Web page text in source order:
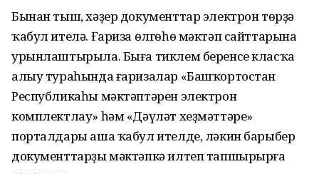
Бынан тыш, хәҙер документтар электрон төрҙә
ҡабул ителә. Ғариза өлгөһө мәктәп сайттарына
урынлаштырыла. Быға тиклем беренсе класҡа
алыу тураһында ғаризалар «Башҡортостан
Республикаһы мәктәптәрен электрон
комплектлау» һәм «Дәүләт хеҙмәттәре»
порталдары аша ҡабул ителде, ләкин барыбер
документтарҙы мәктәпкә илтеп тапшырырға